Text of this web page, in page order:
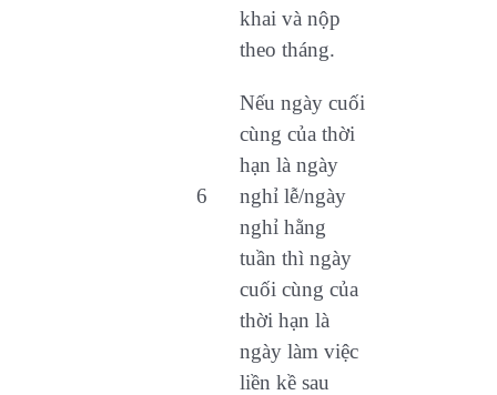
6
khai và nộp
theo tháng.
Nếu ngày cuối
cùng của thời
hạn là ngày
nghỉ lễ/ngày
nghỉ hằng
tuần thì ngày
cuối cùng của
thời hạn là
ngày làm việc
liền kề sau